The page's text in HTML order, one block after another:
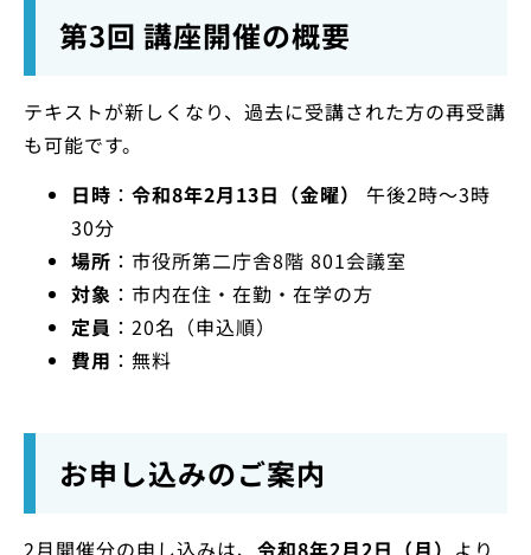
第3回 講座開催の概要
テキストが新しくなり、過去に受講された方の再受講
も可能です。
日時 ： 令和8年2月13日（金曜） 午後2時～3時
30分
場所 ：市役所第二庁舎8階 801会議室
対象 ：市内在住・在勤・在学の方
定員 ：20名（申込順）
費用 ：無料
お申し込みのご案内